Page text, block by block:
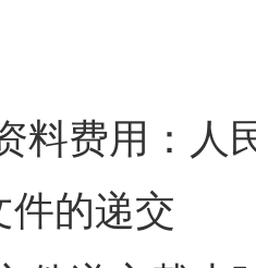
料费用：人
件的递交